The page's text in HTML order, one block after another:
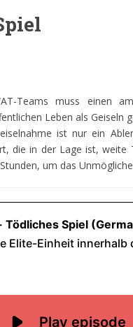
Teams muss einen
Leben als Geiseln
ist nur ein
die in der Lage ist, weite
um das